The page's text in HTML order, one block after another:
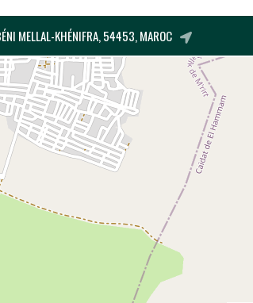
MELLAL-KHÉNIFRA, 54453, MAROC